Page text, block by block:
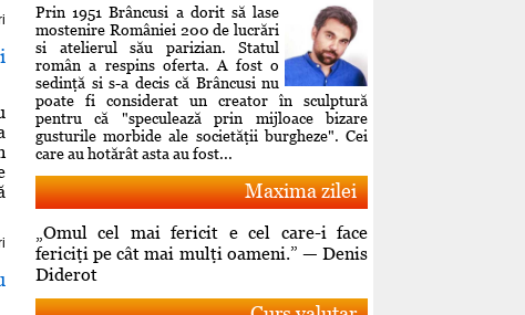
Prin 1951 Brâncusi a dorit să lase
mostenire României 200 de lucrări
si atelierul său parizian. Statul
român a respins oferta. A fost o
sedinţă si s-a decis că Brâncusi nu
poate fi considerat un creator în sculptură
pentru că "speculează prin mijloace bizare
gusturile morbide ale societăţii burgheze". Cei
care au hotărât asta au fost...
Maxima zilei
„Omul cel mai fericit e cel care-i face
fericiţi pe cât mai mulţi oameni.” — Denis
Diderot